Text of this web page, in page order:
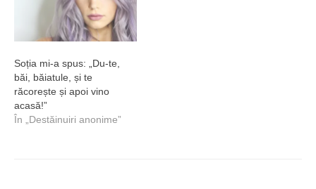
Soția mi-a spus: „Du-te,
băi, băiatule, și te
răcorește și apoi vino
acasă!”
În „Destăinuiri anonime”